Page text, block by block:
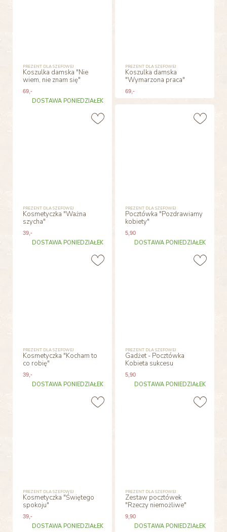
PREZENT DLA SZEFOWEJ
Koszulka damska "Nie
wiem, nie znam się"
69,-
DOSTAWA PONIEDZIAŁEK
PREZENT DLA SZEFOWEJ
Koszulka damska
"Wymarzona praca"
69 ,-
PREZENT DLA SZEFOWEJ
Kosmetyczka "Ważna
szycha"
39,-
DOSTAWA PONIEDZIAŁEK
PREZENT DLA SZEFOWEJ
Pocztówka "Pozdrawiamy
kobiety"
5 ,90
DOSTAWA PONIEDZIAŁEK
PREZENT DLA SZEFOWEJ
Kosmetyczka "Kocham to
co robię"
39,-
DOSTAWA PONIEDZIAŁEK
PREZENT DLA SZEFOWEJ
Gadżet - Pocztówka
Kobieta sukcesu
5 ,90
DOSTAWA PONIEDZIAŁEK
PREZENT DLA SZEFOWEJ
Kosmetyczka "Świętego
spokoju"
39,-
DOSTAWA PONIEDZIAŁEK
PREZENT DLA SZEFOWEJ
Zestaw pocztówek
"Rzeczy niemożliwe"
9 ,90
DOSTAWA PONIEDZIAŁEK